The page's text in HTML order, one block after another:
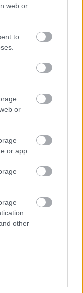
web or
to
or
or app.
other
για την
Ive
και την τεχνητή